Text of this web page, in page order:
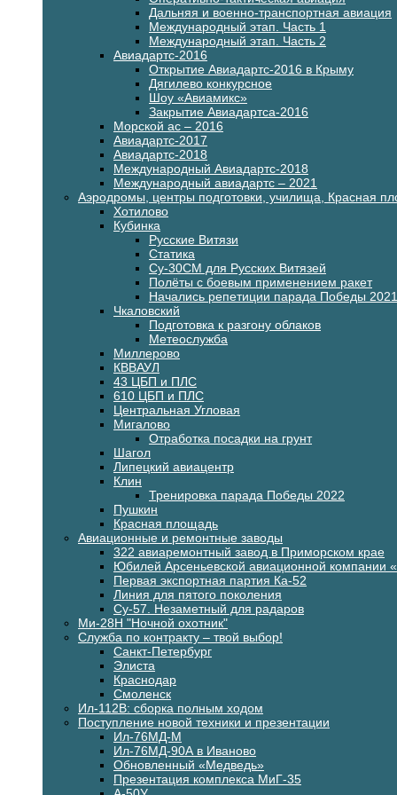
Дальняя и военно-транспортная авиация
Международный этап. Часть 1
Международный этап. Часть 2
Авиадартс-2016
Открытие Авиадартс-2016 в Крыму
Дягилево конкурсное
Шоу «Авиамикс»
Закрытие Авиадартса-2016
Морской ас – 2016
Авиадартс-2017
Авиадартс-2018
Международный Авиадартс-2018
Международный авиадартс – 2021
Аэродромы, центры подготовки, училища, Красная
Хотилово
Кубинка
Русские Витязи
Статика
Су-30СМ для Русских Витязей
Полёты с боевым применением ракет
Начались репетиции парада Победы 2021
Чкаловский
Подготовка к разгону облаков
Метеослужба
Миллерово
КВВАУЛ
43 ЦБП и ПЛС
610 ЦБП и ПЛС
Центральная Угловая
Мигалово
Отработка посадки на грунт
Шагол
Липецкий авиацентр
Клин
Тренировка парада Победы 2022
Пушкин
Красная площадь
Авиационные и ремонтные заводы
322 авиаремонтный завод в Приморском крае
Юбилей Арсеньевской авиационной компании
Первая экспортная партия Ка-52
Линия для пятого поколения
Су-57. Незаметный для радаров
Ми-28Н "Ночной охотник"
Служба по контракту – твой выбор!
Санкт-Петербург
Элиста
Краснодар
Смоленск
Ил-112В: сборка полным ходом
Поступление новой техники и презентации
Ил-76МД-М
Ил-76МД-90А в Иваново
Обновленный «Медведь»
Презентация комплекса МиГ-35